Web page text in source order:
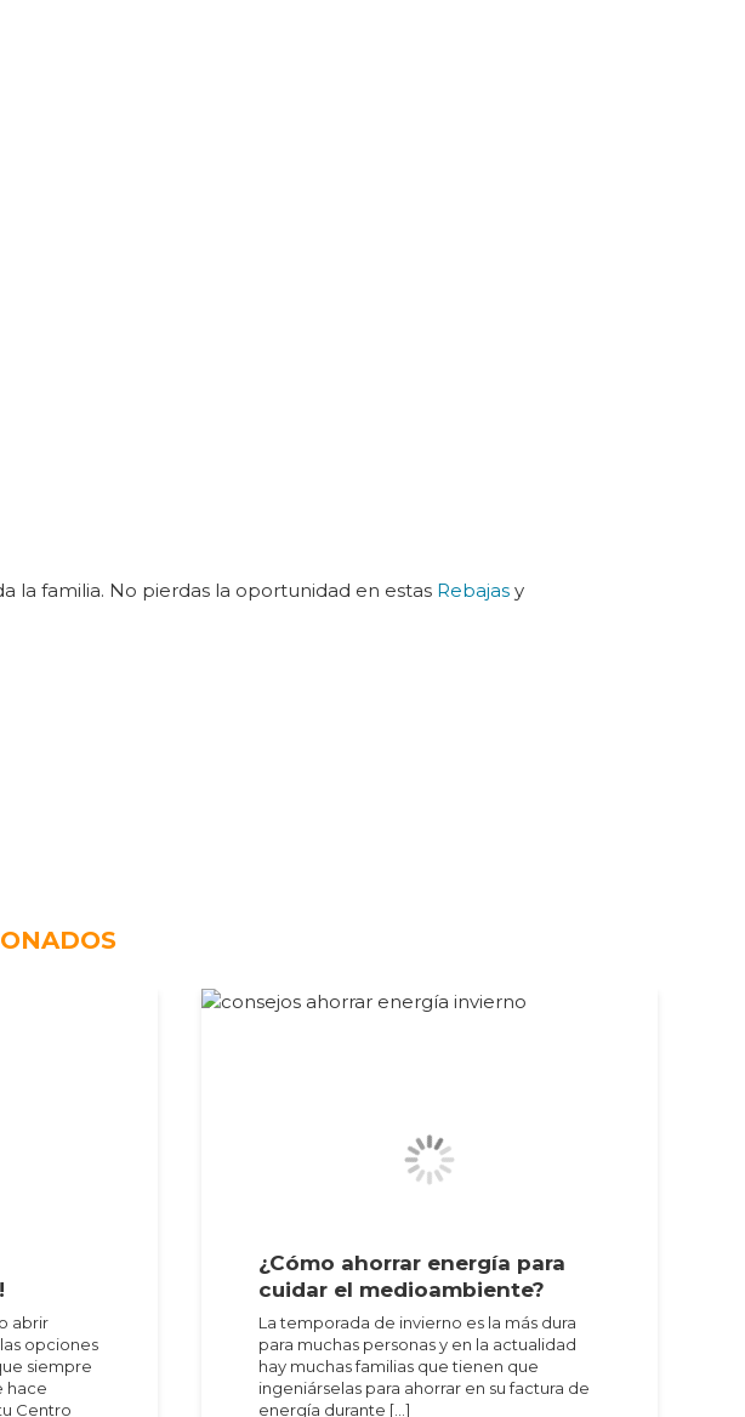
la familia. No pierdas la oportunidad en estas Rebajasy
abrir
opciones
siempre
hace
Centro
¿Cómo ahorrar energía para
cuidar el medioambiente?
La temporada de invierno es la más dura
para muchas personas y en la actualidad
hay muchas familias que tienen que
ingeniárselas para ahorrar en su factura de
energía durante […]